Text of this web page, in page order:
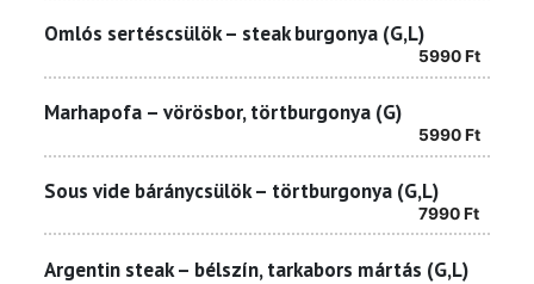
Omlós sertéscsülök – steak burgonya (G,L)
5990Ft
Marhapofa – vörösbor, törtburgonya (G)
5990Ft
Sous vide báránycsülök – törtburgonya (G,L)
7990Ft
Argentin steak – bélszín, tarkabors mártás (G,L)